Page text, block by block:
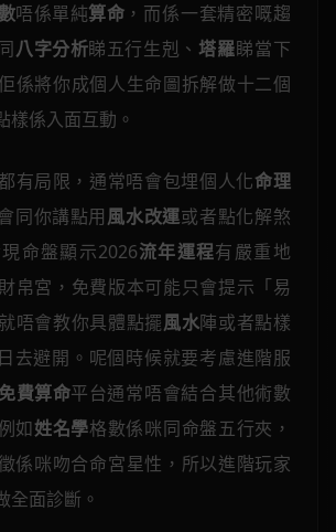
唔係單純算命 ，而係一套精密嘅趨
八字分析睇五行生剋、 塔羅睇當下
係將你成個人生命圖拆解做十二個
樣係入面互動。
有局限，通常唔會包埋個人化命理
同你講點用風水改運或者點化解煞
命盤顯示2026流年運程有嚴重地
帛宮，免費版本可能只會提示「易
唔會教你具體點擺風水陣或者點樣
去避開。呢個時候就要考慮進階服
免費算命平台通常唔會結合其他術數
如姓名學格數係咪同命盤五行夾，
係咪吻合命宮星性，所以進階玩家
全面診斷。